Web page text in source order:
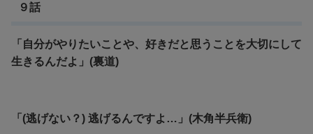
９話
「自分がやりたいことや、好きだと思うことを大切にして
生きるんだよ」(裏道)
「(逃げない？) 逃げるんですよ…」(木角半兵衛)